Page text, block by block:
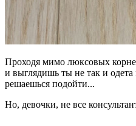
Проходя мимо люксовых
и выглядишь ты не так и
решаешься подойти...
Но, девочки, не все